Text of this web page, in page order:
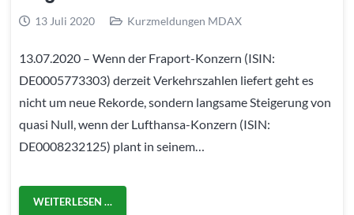
13 Juli 2020 Kurzmeldungen MDAX
13.07.2020 – Wenn der Fraport-Konzern (ISIN:
DE0005773303) derzeit Verkehrszahlen liefert geht es
nicht um neue Rekorde, sondern langsame Steigerung von
quasi Null, wenn der Lufthansa-Konzern (ISIN:
DE0008232125) plant in seinem…
WEITERLESEN …